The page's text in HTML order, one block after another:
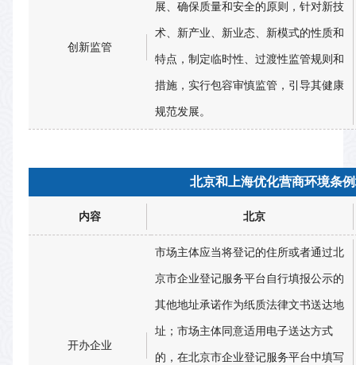
创新监管
展、确保质量和安全的原则，针对新技
术、新产业、新业态、新模式的性质和
特点，制定临时性、过渡性监管规则和
措施，实行包容审慎监管，引导其健康
规范发展。
北京和上海优化营商环境条
内容 北京
开办企业
市场主体应当将登记的住所或者通过北
京市企业登记服务平台自行填报公示的
其他地址承诺作为纸质法律文书送达地
址；市场主体同意适用电子送达方式
的，在北京市企业登记服务平台中填写